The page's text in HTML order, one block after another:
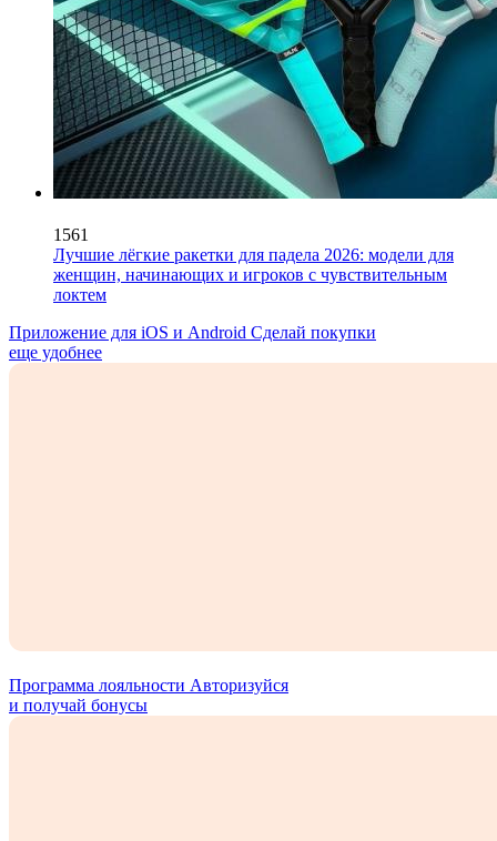
1561
Лучшие лёгкие ракетки для падела 2026: модели для
женщин, начинающих и игроков с чувствительным
локтем
Приложение для iOS и Android Сделай покупки
еще удобнее
Программа лояльности Авторизуйся
и получай бонусы